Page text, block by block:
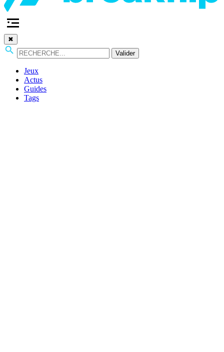
✖
Valider
Jeux
Actus
Guides
Tags